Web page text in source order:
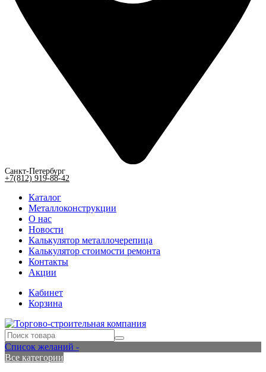
Санкт-Петербург
+7(812) 919-88-42
Каталог
Металлоконструкции
О нас
Новости
Калькулятор металлочерепица
Калькулятор стоимости ремонта
Контакты
Акции
Кабинет
Корзина
Список желаний -
Все категории